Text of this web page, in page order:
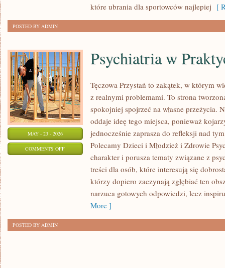
które ubrania dla sportowców najlepiej [
POSTED BY ADMIN
MAY - 23 - 2026
COMMENTS OFFON
PSYCHIATRIA
PRAKTYCE
Psychiatria w
Tęczowa Przystań to zakątek, w którym
z realnymi problemami. To strona
spokojniej spojrzeć na własne przeżycia.
oddaje ideę tego miejsca, ponieważ
jednocześnie zaprasza do refleksji nad
Polecamy Dzieci i Młodzież i Zdrowie
charakter i porusza tematy związane z
treści dla osób, które interesują się
którzy dopiero zaczynają zgłębiać ten
narzuca gotowych odpowiedzi, lecz
More ]
POSTED BY ADMIN